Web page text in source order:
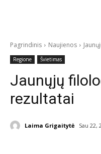
Pagrindinis Naujienos
Regione Švietimas
Jaunųjų
rezultatai
Laima Grigaitytė Sau 22,